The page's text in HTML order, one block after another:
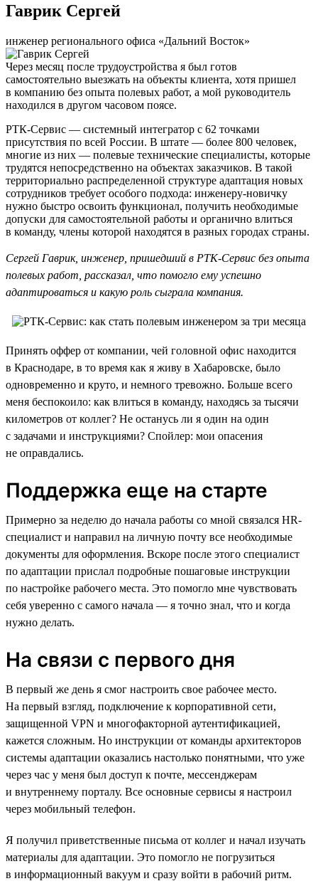
Гаврик Сергей
инженер регионального офиса «Дальний Восток»
Через месяц после трудоустройства я был готов
самостоятельно выезжать на объекты клиента, хотя пришел
в компанию без опыта полевых работ, а мой руководитель
находился в другом часовом поясе.
РТК-Сервис — системный интегратор с 62 точками
присутствия по всей России. В штате — более 800 человек,
многие из них — полевые технические специалисты, которые
трудятся непосредственно на объектах заказчиков. В такой
территориально распределенной структуре адаптация новых
сотрудников требует особого подхода: инженеру-новичку
нужно быстро освоить функционал, получить необходимые
допуски для самостоятельной работы и органично влиться
в команду, члены которой находятся в разных городах страны.
Сергей Гаврик, инженер, пришедший в РТК-Сервис без опыта
полевых работ, рассказал, что помогло ему успешно
адаптироваться и какую роль сыграла компания.
Принять оффер от компании, чей головной офис находится
в Краснодаре, в то время как я живу в Хабаровске, было
одновременно и круто, и немного тревожно. Больше всего
меня беспокоило: как влиться в команду, находясь за тысячи
километров от коллег? Не останусь ли я один на один
с задачами и инструкциями? Спойлер: мои опасения
не оправдались.
Поддержка еще на старте
Примерно за неделю до начала работы со мной связался HR-
специалист и направил на личную почту все необходимые
документы для оформления. Вскоре после этого специалист
по адаптации прислал подробные пошаговые инструкции
по настройке рабочего места. Это помогло мне чувствовать
себя уверенно с самого начала — я точно знал, что и когда
нужно делать.
На связи с первого дня
В первый же день я смог настроить свое рабочее место.
На первый взгляд, подключение к корпоративной сети,
защищенной VPN и многофакторной аутентификацией,
кажется сложным. Но инструкции от команды архитекторов
системы адаптации оказались настолько понятными, что уже
через час у меня был доступ к почте, мессенджерам
и внутреннему порталу. Все основные сервисы я настроил
через мобильный телефон.
Я получил приветственные письма от коллег и начал изучать
материалы для адаптации. Это помогло не погрузиться
в информационный вакуум и сразу войти в рабочий ритм.